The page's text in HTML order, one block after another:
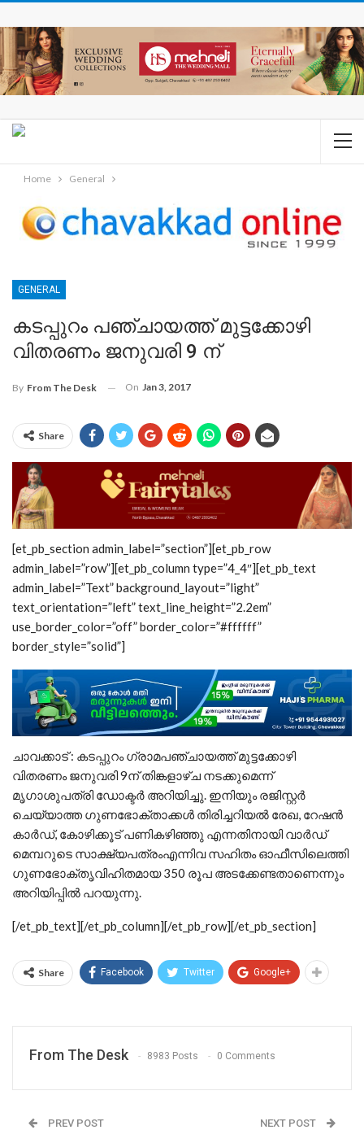
Home General
GENERAL
കടപ്പുറം പഞ്ചായത്ത് മുട്ടക്കോഴി
വിതരണം ജനുവരി 9 ന്
By From The Desk On Jan 3, 2017
Share
[et_pb_section admin_label=”section”][et_pb_row
admin_label=”row”][et_pb_column type=”4_4″][et_pb_text
admin_label=”Text” background_layout=”light”
text_orientation=”left” text_line_height=”2.2em”
use_border_color=”off” border_color=”#ffffff”
border_style=”solid”]
ചാവക്കാട് : കടപ്പുറം ഗ്രാമപഞ്ചായത്ത് മുട്ടക്കോഴി
വിതരണം ജനുവരി 9ന് തിങ്കളാഴ്ച നടക്കുമെന്ന്
മൃഗാശുപത്രി ഡോക്ടര്‍ അറിയിച്ചു. ഇനിയും രജിസ്റ്റര്‍
ചെയ്യാത്ത ഗുണഭോക്താക്കള്‍ തിരിച്ചറിയല്‍ രേഖ, റേഷന്‍
കാര്‍ഡ്, കോഴിക്കൂട് പണികഴിഞ്ഞു എന്നതിനായി വാര്‍ഡ്
മെമ്പറുടെ സാക്ഷ്യപത്രംഎന്നിവ സഹിതം ഓഫീസിലെത്തി
ഗുണഭോക്തൃവിഹിതമായ 350 രൂപ അടക്കേണ്ടതാണെന്നും
അറിയിപ്പില്‍ പറയുന്നു.
[/et_pb_text][/et_pb_column][/et_pb_row][/et_pb_section]
Share Facebook Twitter Google+
From The Desk 8983 Posts 0 Comments
PREV POST NEXT POST